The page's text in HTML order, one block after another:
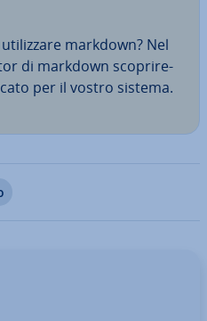
markdown? Nel
di markdown sco­pri­re­
per il vostro sistema.